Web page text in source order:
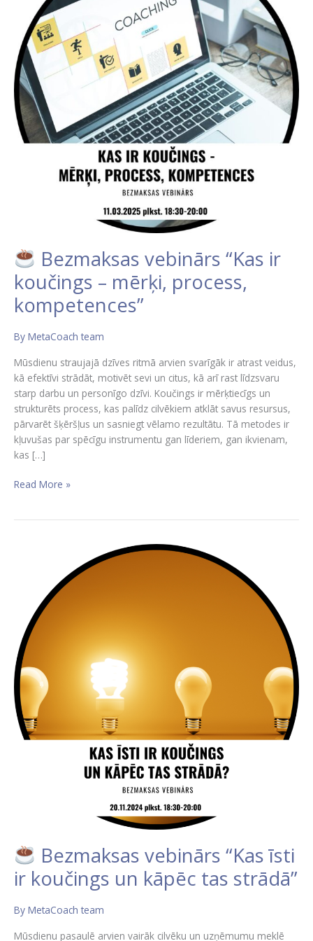
Bezmaksas vebinārs “Kas ir
koučings – mērķi, process,
kompetences”
By MetaCoach team
Mūsdienu straujajā dzīves ritmā arvien svarīgāk ir atrast
veidus, kā efektīvi strādāt, motivēt sevi un citus, kā arī rast
līdzsvaru starp darbu un personīgo dzīvi. Koučings ir
mērķtiecīgs un strukturēts process, kas palīdz cilvēkiem atklāt
savus resursus, pārvarēt šķēršļus un sasniegt vēlamo
rezultātu. Tā metodes ir kļuvušas par spēcīgu instrumentu
gan līderiem, gan ikvienam, kas […]
koučings
–
mērķi,
process,
kompetences”
Read More »
Bezmaksas vebinārs “Kas
īsti ir koučings un kāpēc tas
koučings
un
kāpēc
tas
strādā”